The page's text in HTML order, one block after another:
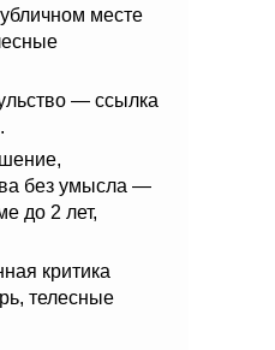
месте
— ссылка
без умысла —
до 2 лет,
критика
телесные